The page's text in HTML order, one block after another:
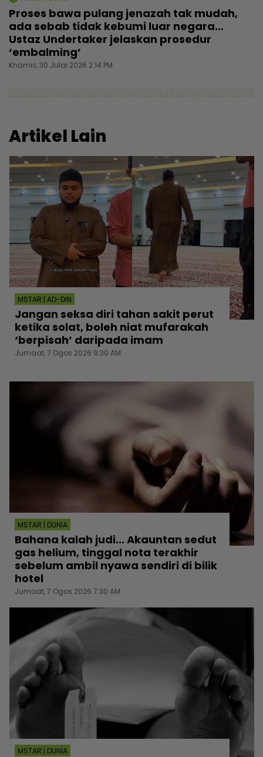
Proses bawa pulang jenazah tak mudah,
ada sebab tidak kebumi luar negara...
Ustaz Undertaker jelaskan prosedur
‘embalming’
Khamis, 30 Julai 2026 2:14 PM
Artikel Lain
MSTAR | AD-DIN
Jangan seksa diri tahan sakit perut
ketika solat, boleh niat mufarakah
‘berpisah’ daripada imam
Jumaat, 7 Ogos 2026 9:30 AM
MSTAR | DUNIA
Bahana kalah judi... Akauntan sedut
gas helium, tinggal nota terakhir
sebelum ambil nyawa sendiri di bilik
hotel
Jumaat, 7 Ogos 2026 7:30 AM
MSTAR | DUNIA